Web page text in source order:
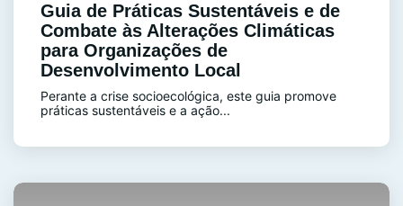
Guia de Práticas Sustentáveis e de
Combate às Alterações Climáticas
para Organizações de
Desenvolvimento Local
Perante a crise socioecológica, este guia promove
práticas sustentáveis e a ação...